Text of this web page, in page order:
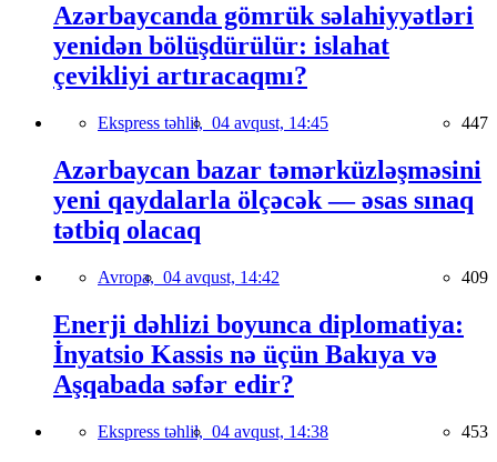
Azərbaycanda gömrük səlahiyyətləri
yenidən bölüşdürülür: islahat
çevikliyi artıracaqmı?
Ekspress təhlil, 04 avqust, 14:45 447
Azərbaycan bazar təmərküzləşməsini
yeni qaydalarla ölçəcək — əsas sınaq
tətbiq olacaq
Avropa, 04 avqust, 14:42 409
Enerji dəhlizi boyunca diplomatiya:
İnyatsio Kassis nə üçün Bakıya və
Aşqabada səfər edir?
Ekspress təhlil, 04 avqust, 14:38 453